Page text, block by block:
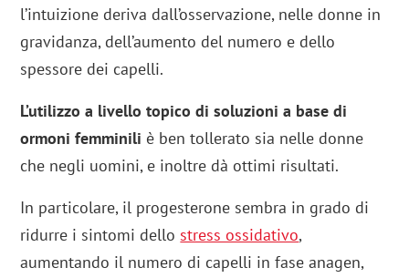
l’intuizione deriva dall’osservazione, nelle donne in
gravidanza, dell’aumento del numero e dello
spessore dei capelli.
L’utilizzo a livello topico di soluzioni a base di
ormoni femminili è ben tollerato sia nelle donne
che negli uomini, e inoltre dà ottimi risultati.
In particolare, il progesterone sembra in grado di
ridurre i sintomi dello stress ossidativo,
aumentando il numero di capelli in fase anagen,